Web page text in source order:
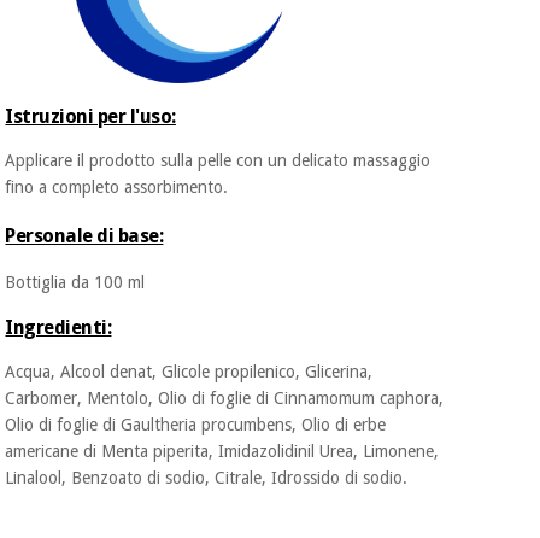
chirurgici
(liquidazione)
Istruzioni per l'uso:
Applicare il prodotto sulla pelle con un delicato massaggio
fino a completo assorbimento.
Personale di base:
Bottiglia da 100 ml
Ingredienti:
Acqua, Alcool denat, Glicole propilenico, Glicerina,
Carbomer, Mentolo, Olio di foglie di Cinnamomum caphora,
Olio di foglie di Gaultheria procumbens, Olio di erbe
americane di Menta piperita, Imidazolidinil Urea, Limonene,
Linalool, Benzoato di sodio, Citrale, Idrossido di sodio.